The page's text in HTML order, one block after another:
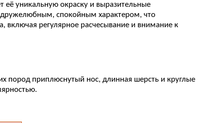
её уникальную окраску и выразительные
дружелюбным, спокойным характером, что
включая регулярное расчесывание и внимание к
пород приплюснутый нос, длинная шерсть и круглые